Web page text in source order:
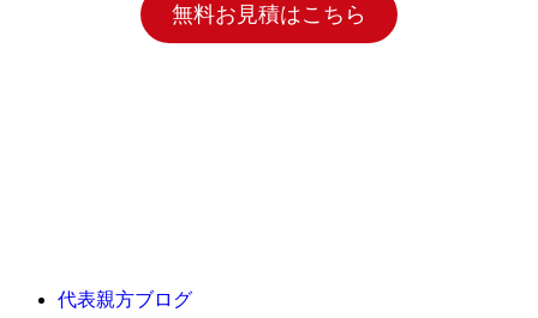
無料お見積はこちら
代表親方ブログ